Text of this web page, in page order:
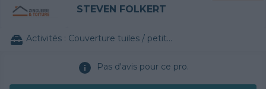
STEVEN FOLKERT
Activités : Couverture tuiles / petits éléments
Pas d'avis pour ce pro.